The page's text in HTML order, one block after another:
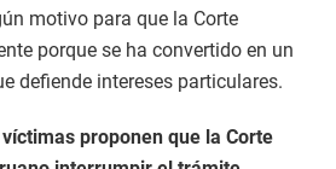
motivo para que la Corte
porque se ha convertido en un
defiende intereses particulares.
proponen que la Corte